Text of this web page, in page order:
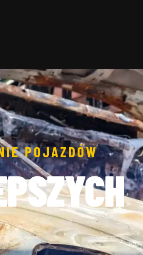
POJAZDÓW